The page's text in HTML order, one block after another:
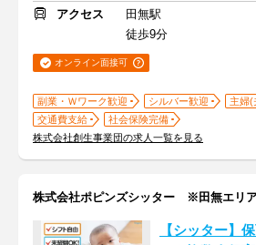
アクセス
田無駅
徒歩9分
オンライン面接可
副業・Ｗワーク歓迎 シルバー歓迎
主婦(
交通費支給
社会保険完備
株式会社創生事業団の求人一覧を見る
株式会社ポピンズシッター ※田無エリア
【シッター】